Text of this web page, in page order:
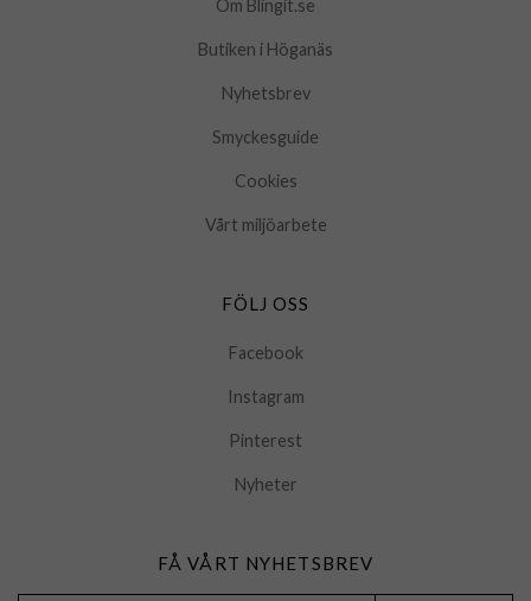
Om Blingit.se
Butiken i Höganäs
Nyhetsbrev
Smyckesguide
Cookies
Vårt miljöarbete
FÖLJ OSS
Facebook
Instagram
Pinterest
Nyheter
FÅ VÅRT NYHETSBREV